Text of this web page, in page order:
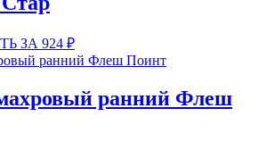
ЗА 924 ₽
ранний Флеш